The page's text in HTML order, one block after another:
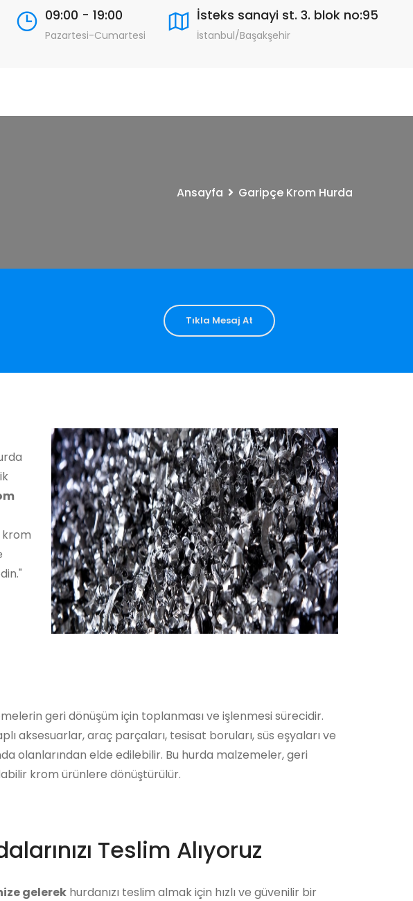
09:00 - 19:00
Pazartesi-Cumartesi
İsteks sanayi st. 3. blok no:95
İstanbul/Başakşehir
Ansayfa Garipçe Krom Hurda
Tıkla Mesaj At
krom
geri dönüşüm için toplanması ve işlenmesi sürecidir.
aksesuarlar, araç parçaları, tesisat boruları, süs eşyaları ve
olanlarından elde edilebilir. Bu hurda malzemeler, geri
krom ürünlere dönüştürülür.
Teslim Alıyoruz
gelerek hurdanızı teslim almak için hızlı ve güvenilir bir